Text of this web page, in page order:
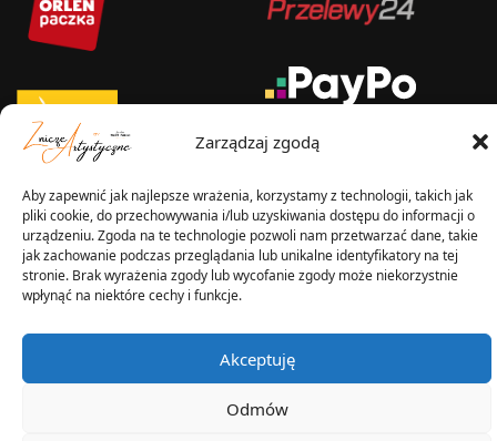
Zarządzaj zgodą
Aby zapewnić jak najlepsze wrażenia, korzystamy z technologii, takich jak
pliki cookie, do przechowywania i/lub uzyskiwania dostępu do informacji o
urządzeniu. Zgoda na te technologie pozwoli nam przetwarzać dane, takie
jak zachowanie podczas przeglądania lub unikalne identyfikatory na tej
stronie. Brak wyrażenia zgody lub wycofanie zgody może niekorzystnie
wpłynąć na niektóre cechy i funkcje.
Akceptuję
Odmów
WYSYŁKA W:
Wszelkie prawa zastrzeżone